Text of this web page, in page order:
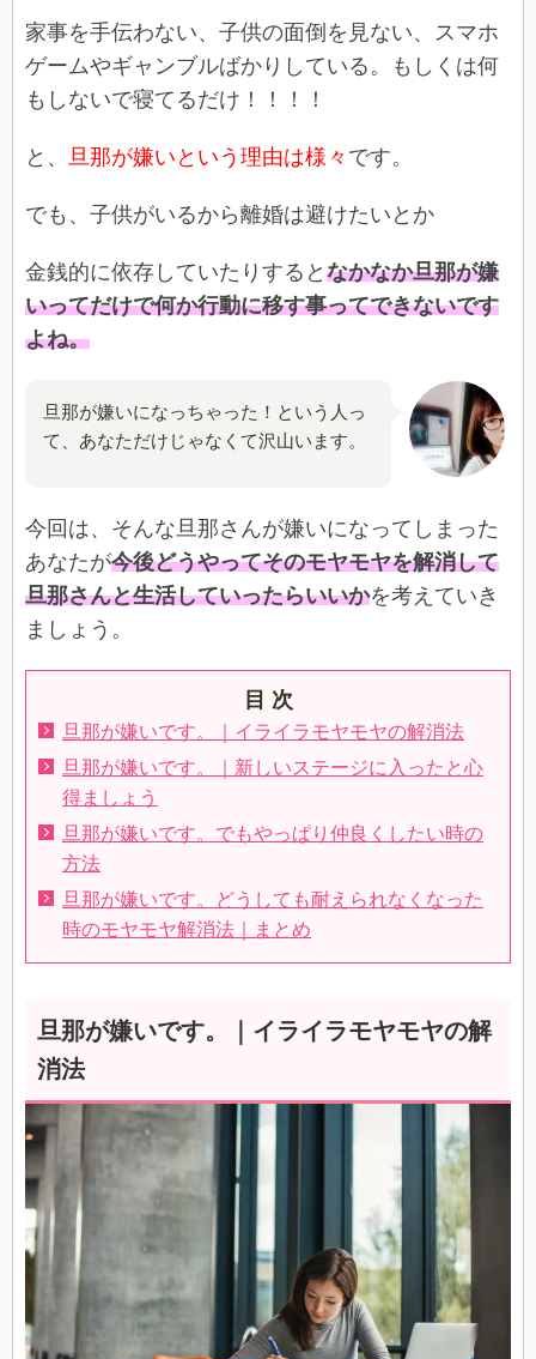
家事を手伝わない、子供の面倒を見ない、スマホ
ゲームやギャンブルばかりしている。もしくは何
もしないで寝てるだけ！！！！
と、 旦那が嫌いという理由は様々 です。
でも、子供がいるから離婚は避けたいとか
金銭的に依存していたりすると なかなか旦那が嫌
いってだけで何か行動に移す事ってできないです
よね。
旦那が嫌いになっちゃった！という人っ
て、あなただけじゃなくて沢山います。
今回は、そんな旦那さんが嫌いになってしまった
あなたが今後どうやってそのモヤモヤを解消して
旦那さんと生活していったらいいかを考えていき
ましょう。
目 次
旦那が嫌いです。｜イライラモヤモヤの解消法
旦那が嫌いです。｜新しいステージに入ったと心
得ましょう
旦那が嫌いです。でもやっぱり仲良くしたい時の
方法
旦那が嫌いです。どうしても耐えられなくなった
時のモヤモヤ解消法｜まとめ
旦那が嫌いです。｜イライラモヤモヤの解
消法